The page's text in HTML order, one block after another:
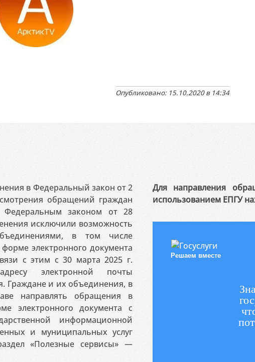
Опубликовано: 15.10.2020 в 14:34
в Федеральный закон от 2
обращений граждан
Федеральным законом от 28
исключили возможность
в том числе
электронного документа
с этим с 30 марта 2025 г.
электронной почты
Граждане и их объединения, в
направлять обращения в
электронного документа с
информационной
и муниципальных услуг
«Полезные сервисы» —
Для направления
использованием ЕПГУ
Решаем вместе